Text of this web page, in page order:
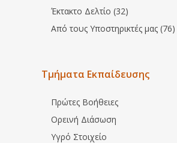
Έκτακτο Δελτίο (32)
Από τους Υποστηρικτές μας (76)
Τμήματα Εκπαίδευσης
Πρώτες Βοήθειες
Ορεινή Διάσωση
Υγρό Στοιχείο